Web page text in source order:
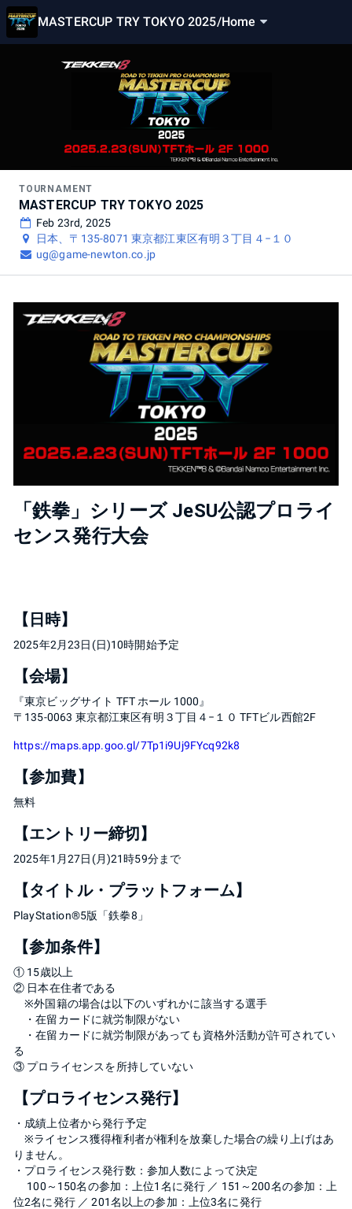
MASTERCUP TRY TOKYO 2025/Home
TOURNAMENT
MASTERCUP TRY TOKYO 2025
Feb 23rd, 2025
日本、〒135-8071 東京都江東区有明３丁目４−１０
ug@game-newton.co.jp
「鉄拳」シリーズ JeSU公認プロライ
センス発行大会
【日時】
2025年2月23日(日)10時開始予定
【会場】
『東京ビッグサイト TFT ホール 1000』
〒135-0063 東京都江東区有明３丁目４−１０ TFTビル西館2F
https://maps.app.goo.gl/7Tp1i9Uj9FYcq92k8
【参加費】
無料
【エントリー締切】
2025年1月27日(月)21時59分まで
【タイトル・プラットフォーム】
PlayStation®5版「鉄拳8」
【参加条件】
① 15歳以上
② 日本在住者である
※外国籍の場合は以下のいずれかに該当する選手
・在留カードに就労制限がない
・在留カードに就労制限があっても資格外活動が許可されてい
る
③ プロライセンスを所持していない
【プロライセンス発行】
・成績上位者から発行予定
※ライセンス獲得権利者が権利を放棄した場合の繰り上げはあ
りません。
・プロライセンス発行数：参加人数によって決定
100～150名の参加：上位1名に発行 ／ 151～200名の参加：上
位2名に発行 ／ 201名以上の参加：上位3名に発行